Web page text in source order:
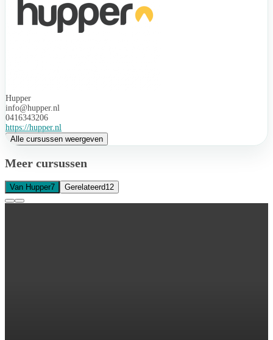
Hupper
info@hupper.nl
0416343206
https://hupper.nl
Alle cursussen weergeven
Meer cursussen
Van Hupper7 Gerelateerd12